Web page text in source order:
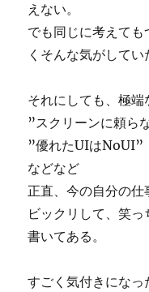
えない。
でも同じに考えて
くそんな気がしてい
それにしても、極端
”スクリーンに頼ら
”優れたUIはNoUI”
などなど
正直、今の自分の仕
ビックリして、笑
書いてある。
すごく気付きになっ